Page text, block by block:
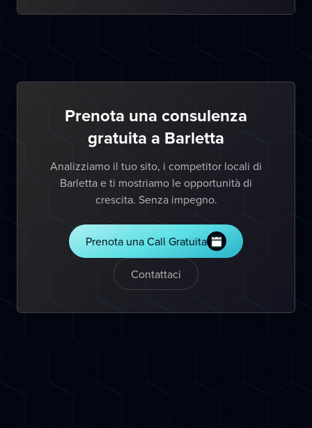
Prenota una consulenza
gratuita a Barletta
Analizziamo il tuo sito, i competitor locali di
Barletta e ti mostriamo le opportunità di
crescita. Senza impegno.
Prenota una Call Gratuita
Contattaci